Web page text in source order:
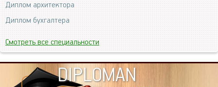
Диплом архитектора
Диплом бухгалтера
Смотреть все специальности
DIPLOMAN